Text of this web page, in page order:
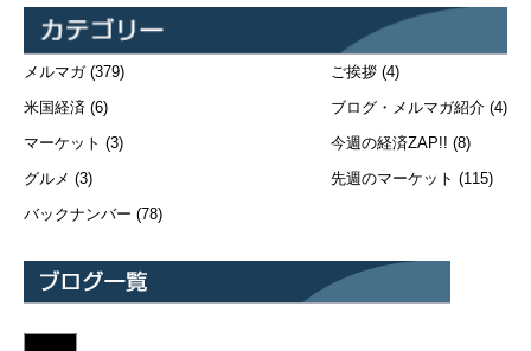
メルマガ(379)
米国経済 (6)
マーケット (3)
グルメ (3)
バックナンバー (78)
ご挨拶 (4)
ブログ・メルマガ紹介 (4)
今週の経済ZAP!! (8)
先週のマーケット (115)